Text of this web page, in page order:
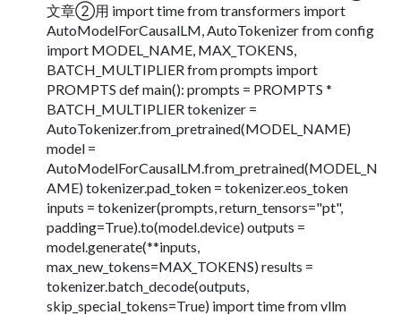
文章②用 import time from transformers import
AutoModelForCausalLM, AutoTokenizer from config
import MODEL_NAME, MAX_TOKENS,
BATCH_MULTIPLIER from prompts import
PROMPTS def main(): prompts = PROMPTS *
BATCH_MULTIPLIER tokenizer =
AutoTokenizer.from_pretrained(MODEL_NAME)
model =
AutoModelForCausalLM.from_pretrained(MODEL_N
AME) tokenizer.pad_token = tokenizer.eos_token
inputs = tokenizer(prompts, return_tensors="pt",
padding=True).to(model.device) outputs =
model.generate(**inputs,
max_new_tokens=MAX_TOKENS) results =
tokenizer.batch_decode(outputs,
skip_special_tokens=True) import time from vllm